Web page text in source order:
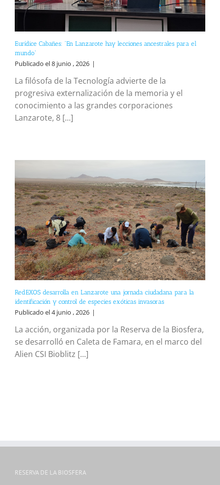
Eurídice Cabañes: “En Lanzarote hay lecciones ancestrales para el
mundo”
Publicado el 8 junio , 2026 |
La filósofa de la Tecnología advierte de la
progresiva externalización de la memoria y el
conocimiento a las grandes corporaciones
Lanzarote, 8 [...]
RedEXOS desarrolla en Lanzarote una jornada ciudadana para la
identificación y control de especies exóticas invasoras
Publicado el 4 junio , 2026 |
La acción, organizada por la Reserva de la Biosfera,
se desarrolló en Caleta de Famara, en el marco del
Alien CSI Bioblitz [...]
RESERVA DE LA BIOSFERA